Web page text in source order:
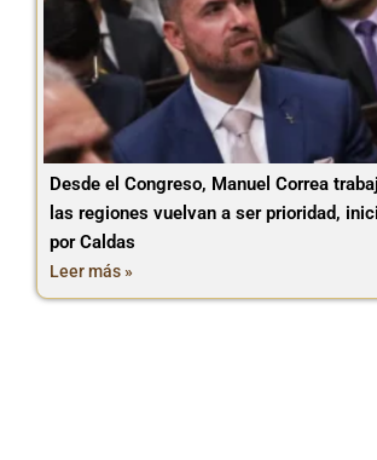
Desde el Congreso, Manuel Correa
las regiones vuelvan a ser prioridad,
por Caldas
Leer más »